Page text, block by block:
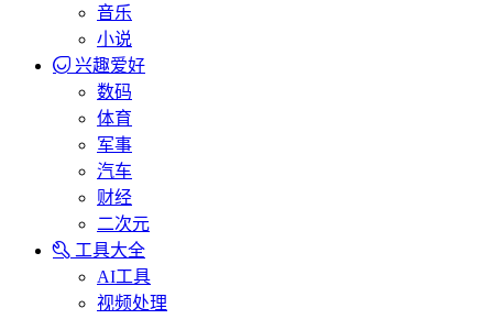
音乐
小说
兴趣爱好
数码
体育
军事
汽车
财经
二次元
工具大全
AI工具
视频处理